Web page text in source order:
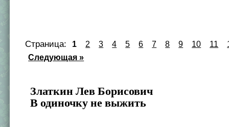
Страница: 1 2 3 4 5 6 7 8 9 10 11
Следующая »
Златкин Лев Борисович
В одиночку не выжить